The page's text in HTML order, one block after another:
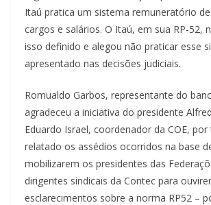
Itaú pratica um sistema remuneratório
cargos e salários. O Itaú, em sua RP-52,
isso definido e alegou não praticar esse
apresentado nas decisões judiciais.
Romualdo Garbos, representante do
agradeceu a iniciativa do presidente
Eduardo Israel, coordenador da COE, por
relatado os assédios ocorridos na base
mobilizarem os presidentes das
dirigentes sindicais da Contec para
esclarecimentos sobre a norma RP52 –